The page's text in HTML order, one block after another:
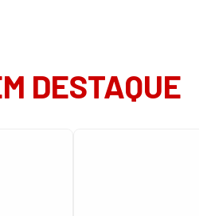
DESTAQUE